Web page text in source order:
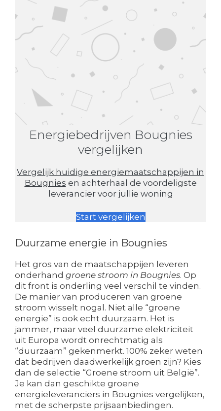
Energiebedrijven Bougnies
vergelijken
Vergelijk huidige energiemaatschappijen in
Bougnies en achterhaal de voordeligste
leverancier voor jullie woning
Start vergelijken
Duurzame energie in Bougnies
Het gros van de maatschappijen leveren
onderhand groene stroom in Bougnies. Op
dit front is onderling veel verschil te vinden.
De manier van produceren van groene
stroom wisselt nogal. Niet alle “groene
energie” is ook echt duurzaam. Het is
jammer, maar veel duurzame elektriciteit
uit Europa wordt onrechtmatig als
“duurzaam” gekenmerkt. 100% zeker weten
dat bedrijven daadwerkelijk groen zijn? Kies
dan de selectie “Groene stroom uit België”.
Je kan dan geschikte groene
energieleveranciers in Bougnies vergelijken,
met de scherpste prijsaanbiedingen.